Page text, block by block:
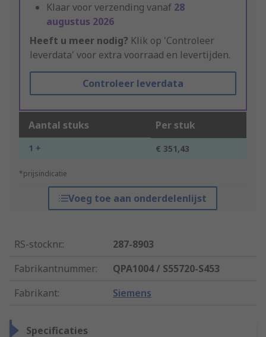
Klaar voor verzending vanaf 28
augustus 2026
Heeft u meer nodig? Klik op 'Controleer
leverdata' voor extra voorraad en levertijden.
Controleer leverdata
Aantal stuks Per stuk
1 + € 351,43
*prijsindicatie
Voeg toe aan onderdelenlijst
RS-stocknr.:
287-8903
Fabrikantnummer:
QPA1004 / S55720-S453
Fabrikant: Siemens
Specificaties